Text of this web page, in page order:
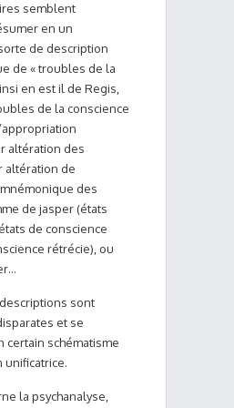
semblent
en un
de description
de « troubles de la
en est il de Regis,
de la conscience
altération des
altération de
des
de jasper (états
de conscience
rétrécie), ou
sont
et se
certain schématisme
unificatrice.
la psychanalyse,